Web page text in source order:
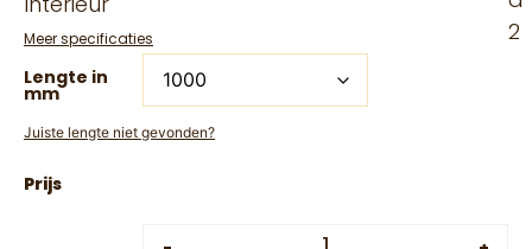
Meer specificaties
2
Lengte in
mm
Juiste lengte niet gevonden?